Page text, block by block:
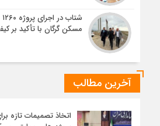
مسکن گرگان با تأکید بر
آخرین مطالب
اتخاذ تصمیمات تازه